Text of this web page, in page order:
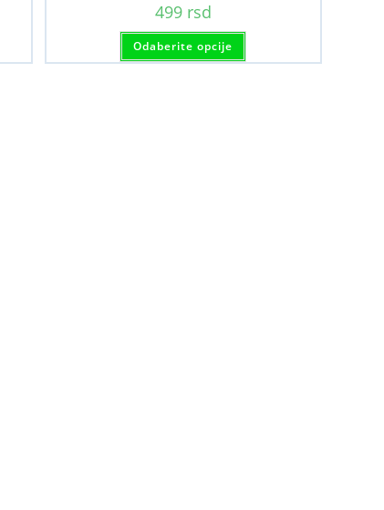
499 rsd
Odaberite opcije
Ovaj
ima